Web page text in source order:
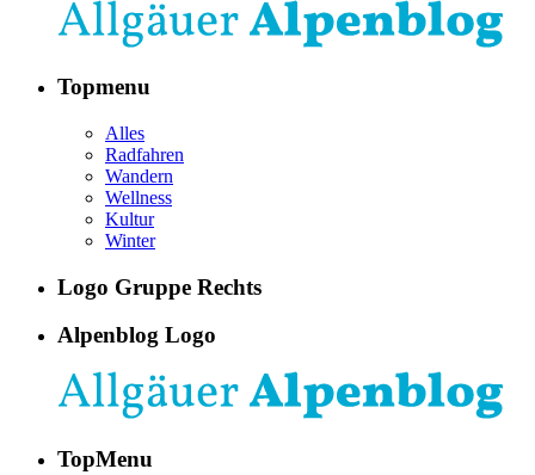
Topmenu
Alles
Radfahren
Wandern
Wellness
Kultur
Winter
Logo Gruppe Rechts
Alpenblog Logo
TopMenu